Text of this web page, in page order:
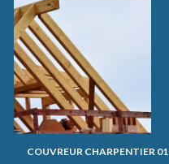
COUVREUR CHARPENTIER 01